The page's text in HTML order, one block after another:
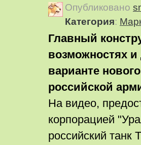
Опубликовано
Категория:
Главный
возможностях
варианте
российской
На видео,
корпорацией
российский